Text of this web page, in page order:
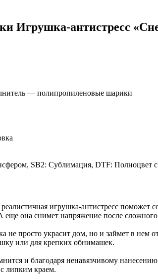
Игрушка-антистресс
— полипропиленовые шарики
SB2: Сублимация, DTF: Полноцвет
игрушка-антистресс
она снимет напряжение после
не просто украсит дом, но и займет в нем
или для крепких обнимашек.
и благодаря ненавязчивому
с липким краем.